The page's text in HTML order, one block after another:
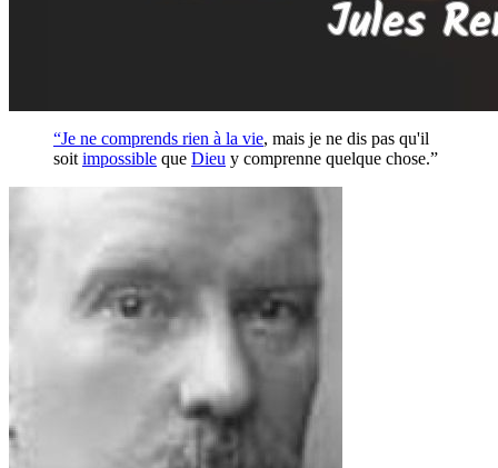
“Je ne comprends rien à la vie, mais je ne dis pas qu'il
soit impossible que Dieu y comprenne quelque chose.”